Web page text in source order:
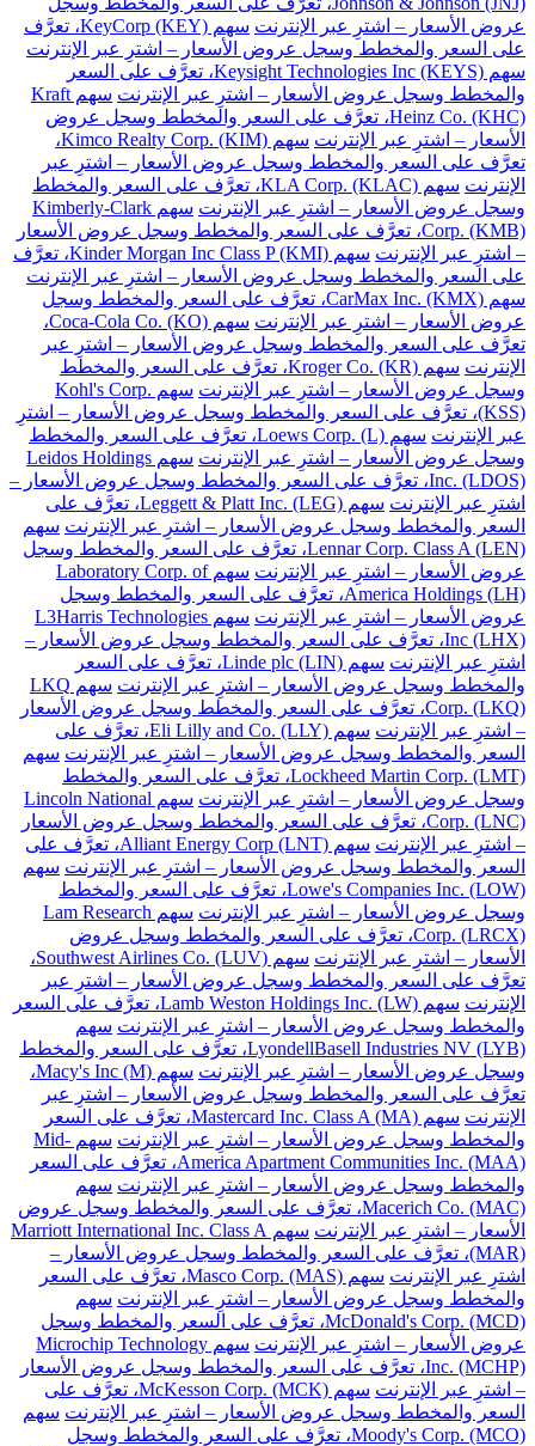
عروض الأسعار – اشترِ عبر الإنترنت
سهم KeyCorp (KEY)، تعرَّف
على السعر والمخطط وسجل عروض الأسعار – اشترِ عبر الإنترنت
سهم Keysight Technologies Inc (KEYS)، تعرَّف على السعر
والمخطط وسجل عروض الأسعار – اشترِ عبر الإنترنت
سهم Kraft
Heinz Co. (KHC)، تعرَّف على السعر والمخطط وسجل عروض
الأسعار – اشترِ عبر الإنترنت
سهم Kimco Realty Corp. (KIM)،
تعرَّف على السعر والمخطط وسجل عروض الأسعار – اشترِ عبر
الإنترنت
سهم KLA Corp. (KLAC)، تعرَّف على السعر والمخطط
وسجل عروض الأسعار – اشترِ عبر الإنترنت
سهم Kimberly-Clark
Corp. (KMB)، تعرَّف على السعر والمخطط وسجل عروض الأسعار
– اشترِ عبر الإنترنت
سهم Kinder Morgan Inc Class P (KMI)، تعرَّف
على السعر والمخطط وسجل عروض الأسعار – اشترِ عبر الإنترنت
سهم CarMax Inc. (KMX)، تعرَّف على السعر والمخطط وسجل
عروض الأسعار – اشترِ عبر الإنترنت
سهم Coca-Cola Co. (KO)،
تعرَّف على السعر والمخطط وسجل عروض الأسعار – اشترِ عبر
الإنترنت
سهم Kroger Co. (KR)، تعرَّف على السعر والمخطط
وسجل عروض الأسعار – اشترِ عبر الإنترنت
سهم Kohl's Corp.
(KSS)، تعرَّف على السعر والمخطط وسجل عروض الأسعار – اشترِ
عبر الإنترنت
سهم Loews Corp. (L)، تعرَّف على السعر والمخطط
وسجل عروض الأسعار – اشترِ عبر الإنترنت
سهم Leidos Holdings
Inc. (LDOS)، تعرَّف على السعر والمخطط وسجل عروض الأسعار –
اشترِ عبر الإنترنت
سهم Leggett & Platt Inc. (LEG)، تعرَّف على
السعر والمخطط وسجل عروض الأسعار – اشترِ عبر الإنترنت سهم
Lennar Corp. Class A (LEN)، تعرَّف على السعر والمخطط وسجل
عروض الأسعار – اشترِ عبر الإنترنت
سهم Laboratory Corp. of
America Holdings (LH)، تعرَّف على السعر والمخطط وسجل
عروض الأسعار – اشترِ عبر الإنترنت
سهم L3Harris Technologies
Inc (LHX)، تعرَّف على السعر والمخطط وسجل عروض الأسعار –
اشترِ عبر الإنترنت
سهم Linde plc (LIN)، تعرَّف على السعر
والمخطط وسجل عروض الأسعار – اشترِ عبر الإنترنت
سهم LKQ
Corp. (LKQ)، تعرَّف على السعر والمخطط وسجل عروض الأسعار
– اشترِ عبر الإنترنت
سهم Eli Lilly and Co. (LLY)، تعرَّف على
السعر والمخطط وسجل عروض الأسعار – اشترِ عبر الإنترنت سهم
Lockheed Martin Corp. (LMT)، تعرَّف على السعر والمخطط
وسجل عروض الأسعار – اشترِ عبر الإنترنت
سهم Lincoln National
Corp. (LNC)، تعرَّف على السعر والمخطط وسجل عروض الأسعار
– اشترِ عبر الإنترنت
سهم Alliant Energy Corp (LNT)، تعرَّف على
السعر والمخطط وسجل عروض الأسعار – اشترِ عبر الإنترنت سهم
Lowe's Companies Inc. (LOW)، تعرَّف على السعر والمخطط
وسجل عروض الأسعار – اشترِ عبر الإنترنت
سهم Lam Research
Corp. (LRCX)، تعرَّف على السعر والمخطط وسجل عروض
الأسعار – اشترِ عبر الإنترنت
سهم Southwest Airlines Co. (LUV)،
تعرَّف على السعر والمخطط وسجل عروض الأسعار – اشترِ عبر
الإنترنت
سهم Lamb Weston Holdings Inc. (LW)، تعرَّف على السعر
والمخطط وسجل عروض الأسعار – اشترِ عبر الإنترنت سهم
LyondellBasell Industries NV (LYB)، تعرَّف على السعر والمخطط
وسجل عروض الأسعار – اشترِ عبر الإنترنت
سهم Macy's Inc (M)،
تعرَّف على السعر والمخطط وسجل عروض الأسعار – اشترِ عبر
الإنترنت
سهم Mastercard Inc. Class A (MA)، تعرَّف على السعر
والمخطط وسجل عروض الأسعار – اشترِ عبر الإنترنت
سهم Mid-
America Apartment Communities Inc. (MAA)، تعرَّف على السعر
والمخطط وسجل عروض الأسعار – اشترِ عبر الإنترنت سهم
Macerich Co. (MAC)، تعرَّف على السعر والمخطط وسجل عروض
الأسعار – اشترِ عبر الإنترنت
سهم Marriott International Inc. Class A
(MAR)، تعرَّف على السعر والمخطط وسجل عروض الأسعار –
اشترِ عبر الإنترنت
سهم Masco Corp. (MAS)، تعرَّف على السعر
والمخطط وسجل عروض الأسعار – اشترِ عبر الإنترنت سهم
McDonald's Corp. (MCD)، تعرَّف على السعر والمخطط وسجل
عروض الأسعار – اشترِ عبر الإنترنت
سهم Microchip Technology
Inc. (MCHP)، تعرَّف على السعر والمخطط وسجل عروض الأسعار
– اشترِ عبر الإنترنت
سهم McKesson Corp. (MCK)، تعرَّف على
السعر والمخطط وسجل عروض الأسعار – اشترِ عبر الإنترنت سهم
Moody's Corp. (MCO)، تعرَّف على السعر والمخطط وسجل